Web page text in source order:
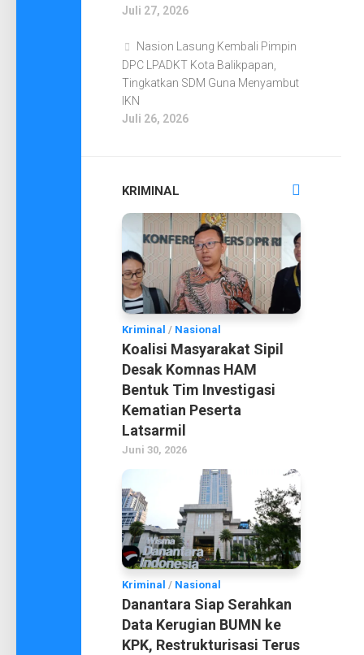
Juli 27, 2026
Nasion Lasung Kembali Pimpin
DPC LPADKT Kota Balikpapan,
Tingkatkan SDM Guna Menyambut
IKN
Juli 26, 2026
KRIMINAL
Kriminal / Nasional
Koalisi Masyarakat Sipil
Desak Komnas HAM
Bentuk Tim Investigasi
Kematian Peserta
Latsarmil
Juni 30, 2026
Kriminal / Nasional
Danantara Siap Serahkan
Data Kerugian BUMN ke
KPK, Restrukturisasi Terus